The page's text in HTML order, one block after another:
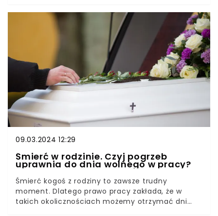
sobą szereg formalności, które trzeba
załatwić.Samo przeprowadzenie rozwodu wiąże
się z koniecznością zbierania i przedstawiania
dokumentów. Często oznacza także batalię
sądową i długie kłótnie o majątek, dzieci, wspólne
oszczędności.
09.03.2024 12:29
Śmierć w rodzinie. Czyj pogrzeb
uprawnia do dnia wolnego w pracy?
Śmierć kogoś z rodziny to zawsze trudny
moment. Dlatego prawo pracy zakłada, że w
takich okolicznościach możemy otrzymać dni